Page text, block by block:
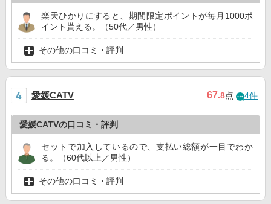
楽天ひかりにすると、期間限定ポイントが毎月1000ポ
イント貰える。（50代／男性）
その他の口コミ・評判
愛媛CATV 67.8点 4件
愛媛CATVの口コミ・評判
セットで加入しているので、支払い総額が一目でわか
る。（60代以上／男性）
その他の口コミ・評判